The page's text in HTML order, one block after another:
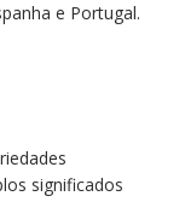
e Portugal.
significados